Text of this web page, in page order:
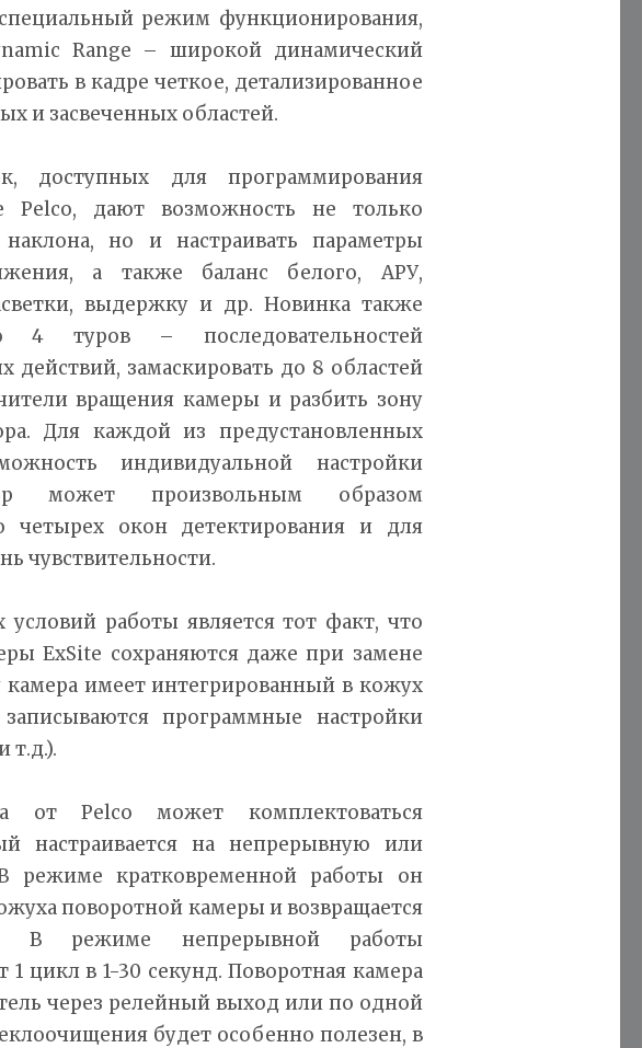
режим функционирования,
Range – широкой динамический
в кадре четкое, детализированное
и засвеченных областей.
доступных для программирования
Pelco, дают возможность не только
но и настраивать параметры
а также баланс белого, АРУ,
выдержку и др. Новинка также
4 туров – последовательностей
действий, замаскировать до 8 областей
вращения камеры и разбить зону
Для каждой из предустановленных
индивидуальной настройки
может произвольным образом
четырех окон детектирования и для
чувствительности.
работы является тот факт, что
ExSite сохраняются даже при замене
камера имеет интегрированный в кожух
программные настройки
т.д.).
от Pelco может комплектоваться
настраивается на непрерывную или
режиме кратковременной работы он
поворотной камеры и возвращается
В режиме непрерывной работы
1 цикл в 1-30 секунд. Поворотная камера
через релейный выход или по одной
будет особенно полезен, в